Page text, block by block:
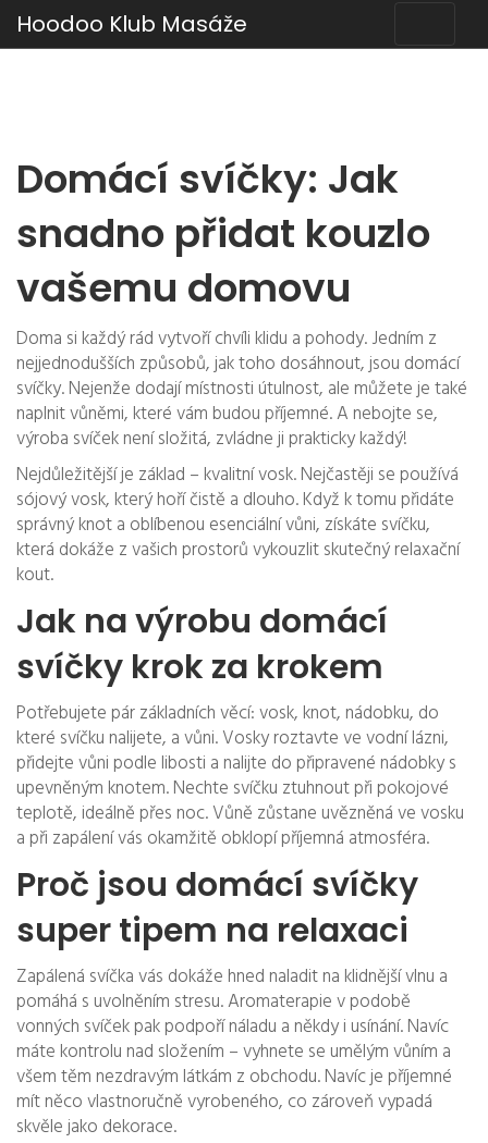
Hoodoo Klub Masáže
Domácí svíčky: Jak
snadno přidat kouzlo
vašemu domovu
Doma si každý rád vytvoří chvíli klidu a pohody. Jedním z
nejjednodušších způsobů, jak toho dosáhnout, jsou domácí
svíčky. Nejenže dodají místnosti útulnost, ale můžete je také
naplnit vůněmi, které vám budou příjemné. A nebojte se,
výroba svíček není složitá, zvládne ji prakticky každý!
Nejdůležitější je základ – kvalitní vosk. Nejčastěji se používá
sójový vosk, který hoří čistě a dlouho. Když k tomu přidáte
správný knot a oblíbenou esenciální vůni, získáte svíčku,
která dokáže z vašich prostorů vykouzlit skutečný relaxační
kout.
Jak na výrobu domácí
svíčky krok za krokem
Potřebujete pár základních věcí: vosk, knot, nádobku, do
které svíčku nalijete, a vůni. Vosky roztavte ve vodní lázni,
přidejte vůni podle libosti a nalijte do připravené nádobky s
upevněným knotem. Nechte svíčku ztuhnout při pokojové
teplotě, ideálně přes noc. Vůně zůstane uvězněná ve vosku
a při zapálení vás okamžitě obklopí příjemná atmosféra.
Proč jsou domácí svíčky
super tipem na relaxaci
Zapálená svíčka vás dokáže hned naladit na klidnější vlnu a
pomáhá s uvolněním stresu. Aromaterapie v podobě
vonných svíček pak podpoří náladu a někdy i usínání. Navíc
máte kontrolu nad složením – vyhnete se umělým vůním a
všem těm nezdravým látkám z obchodu. Navíc je příjemné
mít něco vlastnoručně vyrobeného, co zároveň vypadá
skvěle jako dekorace.